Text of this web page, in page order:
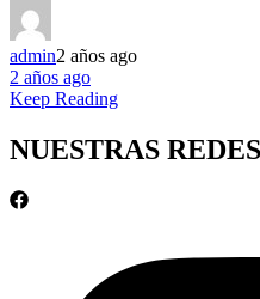
admin2 años ago
2 años ago
Keep Reading
NUESTRAS REDES